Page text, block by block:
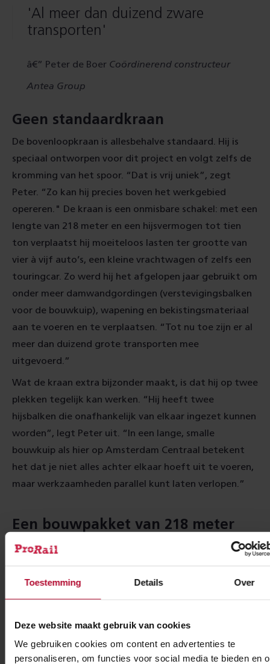
Toestemming Details Over
Deze website maakt gebruik van cookies
We gebruiken cookies om content en advertenties te
personaliseren, om functies voor social media te bieden en
'Al meer dan duizend zware
transporten'
Peter de Boer Coördinerend constructeur
Antea Group
Geen standaardkraan
De bovenloopkraan is allesbehalve standaard. Hij is
speciaal ontworpen voor dit project en volgt zelfs de
kromming van het spoor. “Dat is vrij uniek”, zegt
Peter. “Zo kan hij precies boven het werkgebied
opereren." De kraan is een onmisbare schakel: met een
lengte van 218 meter en een hijsvermogen tot tien
ton verplaatst hij moeiteloos lasten ter grootte van
vier à vijf auto’s, een kleine vrachtwagen of zelfs een
touringcar. Zo werd hij het afgelopen jaar gebruikt om
onder meer damwandgordingen (verstevigingsbalken
voor de bouwkuip), wapening en bekistingsmateriaal
aan te voeren en te verplaatsen. “Tot nu toe zijn er al
meer dan duizend grote transporten mee
uitgevoerd.”
Wat de kraan extra bijzonder maakt, is dat hij op twee
plekken tegelijk kan werken. “Hij heeft twee
hijsbalken die onafhankelijk van elkaar ingezet kunnen
worden”, legt Peter uit. “In een lange, smalle
bouwkuip als hier op Amsterdam Centraal betekent
het dat je niet alles achter elkaar hoeft uit te voeren,
maar werkzaamheden parallel kunt laten verlopen.”
Een bouwpakket van 218 meter
Nu de eerste van vier grote bouwfases – bij de
kraan in de komende weken gedemonteerd. Dat
gebeurt in een paar dagen, waarna de onderdelen
fase. “Het is echt een soort bouwpakket”, vertelt
Peter. “We hebben hem zo ontworpen, onder andere